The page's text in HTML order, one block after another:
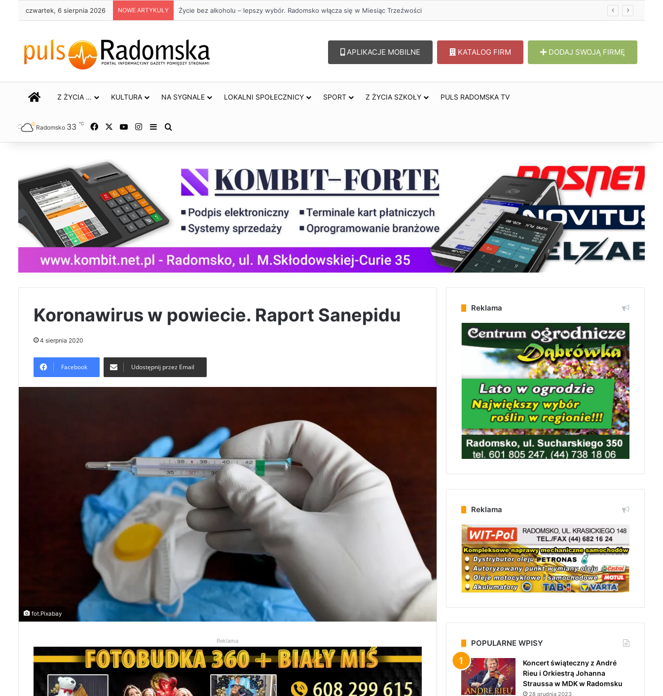
czwartek, 6 sierpnia 2026 NOWE ARTYKUŁY Życie bez alkoholu – lepszy wybór. Radomsko włącza się w Miesiąc Trzeźwości
APLIKACJE MOBILNE KATALOG FIRM DODAJ SWOJĄ FIRMĘ
STRONA GŁÓWNA
Z ŻYCIA … KULTURA NA SYGNALE LOKALNI SPOŁECZNICY SPORT Z ŻYCIA SZKOŁY PULS RADOMSKA TV
Radomsko 33 ℃ Facebook YouTubeInstagram
Sidebar
Koronawirus w powiecie. Raport Sanepidu
4 sierpnia 2020
Facebook Udostępnij przez Email
fot.Pixabay
Reklama
Reklama
Reklama
POPULARNE WPISY
Koncert świąteczny z André
Rieu i Orkiestrą Johanna
Straussa w MDK w Radomsku
28 grudnia 2023